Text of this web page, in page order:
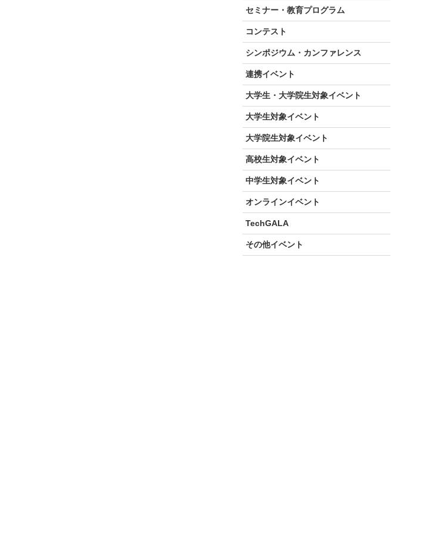
セミナー・教育プログラム
コンテスト
シンポジウム・カンファレンス
連携イベント
大学生・大学院生対象イベント
大学生対象イベント
大学院生対象イベント
高校生対象イベント
中学生対象イベント
オンラインイベント
TechGALA
その他イベント